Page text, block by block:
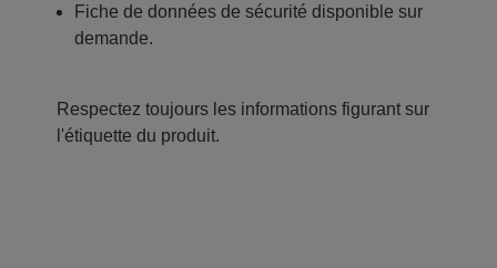
Fiche de données de sécurité disponible sur
demande.
Respectez toujours les informations figurant sur
l'étiquette du produit.